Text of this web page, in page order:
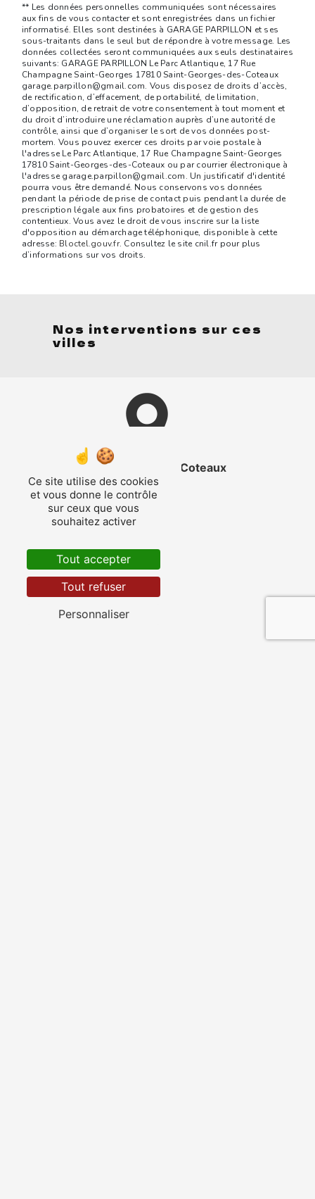
** Les données personnelles communiquées sont nécessaires
aux fins de vous contacter et sont enregistrées dans un fichier
informatisé. Elles sont destinées à GARAGE PARPILLON et ses
sous-traitants dans le seul but de répondre à votre message. Les
données collectées seront communiquées aux seuls destinataires
suivants: GARAGE PARPILLON Le Parc Atlantique, 17 Rue
Champagne Saint-Georges 17810 Saint-Georges-des-Coteaux
garage.parpillon@gmail.com. Vous disposez de droits d’accès,
de rectification, d’effacement, de portabilité, de limitation,
d’opposition, de retrait de votre consentement à tout moment et
du droit d’introduire une réclamation auprès d’une autorité de
contrôle, ainsi que d’organiser le sort de vos données post-
mortem. Vous pouvez exercer ces droits par voie postale à
l'adresse Le Parc Atlantique, 17 Rue Champagne Saint-Georges
17810 Saint-Georges-des-Coteaux ou par courrier électronique à
l'adresse garage.parpillon@gmail.com. Un justificatif d'identité
pourra vous être demandé. Nous conservons vos données
pendant la période de prise de contact puis pendant la durée de
prescription légale aux fins probatoires et de gestion des
contentieux. Vous avez le droit de vous inscrire sur la liste
d'opposition au démarchage téléphonique, disponible à cette
adresse: Bloctel.gouv.fr. Consultez le site cnil.fr pour plus
d’informations sur vos droits.
Nos interventions sur ces
villes
Saint-Georges-des-Coteaux
Saintes
Ce site utilise des cookies
et vous donne le contrôle
sur ceux que vous
souhaitez activer
Tout accepter
Tout refuser
Personnaliser